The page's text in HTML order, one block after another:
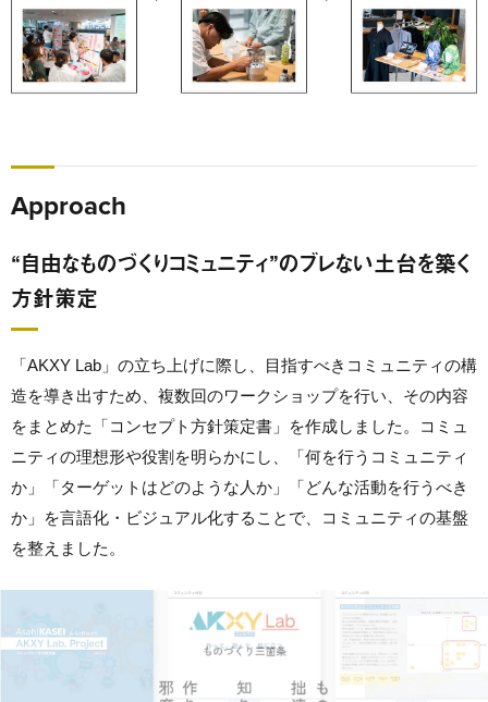
Approach
“自由なものづくりコミュニティ”のブレない土台を築く
方針策定
「AKXY Lab」の立ち上げに際し、目指すべきコミュニティの構
造を導き出すため、複数回のワークショップを行い、その内容
をまとめた「コンセプト方針策定書」を作成しました。コミュ
ニティの理想形や役割を明らかにし、「何を行うコミュニティ
か」「ターゲットはどのような人か」「どんな活動を行うべき
か」を言語化・ビジュアル化することで、コミュニティの基盤
を整えました。